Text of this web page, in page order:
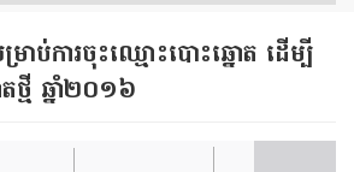
ប់​​​ការ​​ចុះ​ឈ្មោះបោះឆ្នោត​​​ ដើម្បី​
ថ្មី ឆ្នាំ​​២០១៦